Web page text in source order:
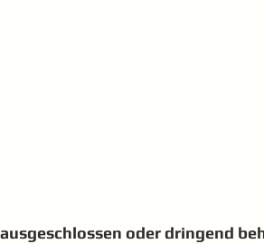
oder dringend